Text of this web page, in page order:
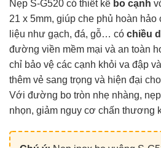
Nẹp S-G520 có thiết kế bo cạnh
21 x 5mm, giúp che phủ hoàn hảo
liệu như gạch, đá, gỗ… có chiều
đường viền mềm mại và an toàn
chỉ bảo vệ các cạnh khỏi va đập
thêm vẻ sang trọng và hiện đại
Với đường bo tròn nhẹ nhàng,
nhọn, giảm nguy cơ chấn thương